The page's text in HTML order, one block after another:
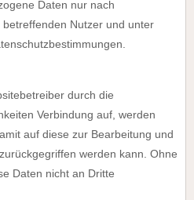
Daten nur nach
Nutzer und unter
durch die
Verbindung auf, werden
auf diese zur Bearbeitung und
werden kann. Ohne
Daten nicht an Dritte